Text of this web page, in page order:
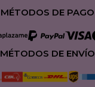
MÉTODOS DE PAGO
MÉTODOS DE ENVÍO